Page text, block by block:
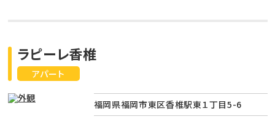
アパート
ラピーレ香椎
福岡県福岡市東区香椎駅東１丁目5-6